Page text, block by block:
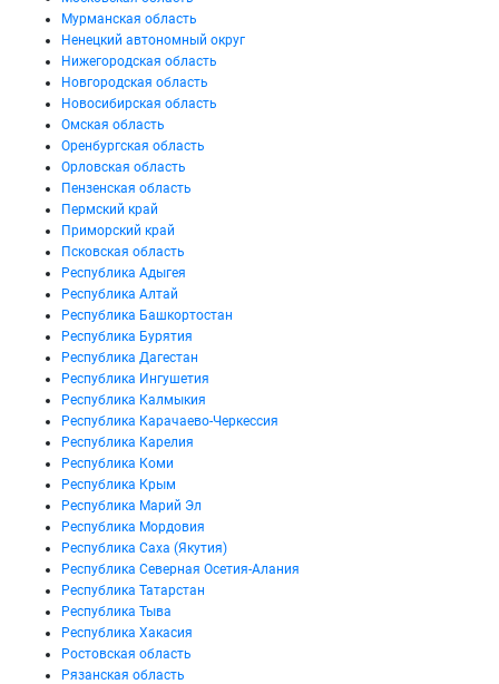
Мурманская область
Ненецкий автономный округ
Нижегородская область
Новгородская область
Новосибирская область
Омская область
Оренбургская область
Орловская область
Пензенская область
Пермский край
Приморский край
Псковская область
Республика Адыгея
Республика Алтай
Республика Башкортостан
Республика Бурятия
Республика Дагестан
Республика Ингушетия
Республика Калмыкия
Республика Карачаево-Черкессия
Республика Карелия
Республика Коми
Республика Крым
Республика Марий Эл
Республика Мордовия
Республика Саха (Якутия)
Республика Северная Осетия-Алания
Республика Татарстан
Республика Тыва
Республика Хакасия
Ростовская область
Рязанская область